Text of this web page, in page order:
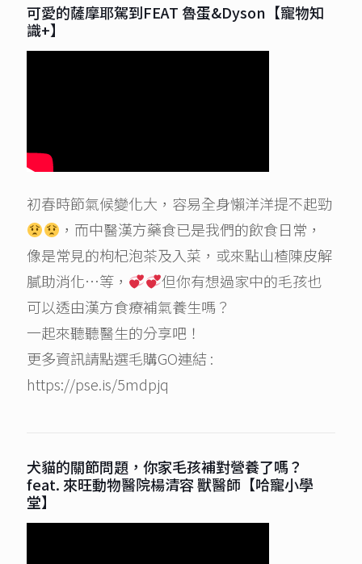
可愛的薩摩耶駕到FEAT 魯蛋&Dyson【寵物知
識+】
初春時節氣候變化大，容易全身懶洋洋提不起勁
，而中醫漢方藥食已是我們的飲食日常，
像是常見的枸杞泡茶及入菜，或來點山楂陳皮解
膩助消化…等，
但你有想過家中的毛孩也
可以透由漢方食療補氣養生嗎？
一起來聽聽醫生的分享吧！
更多資訊請點選毛購GO連結 :
https://pse.is/5mdpjq
犬貓的關節問題，你家毛孩補對營養了嗎？
feat. 來旺動物醫院楊清容 獸醫師【哈寵小學
堂】